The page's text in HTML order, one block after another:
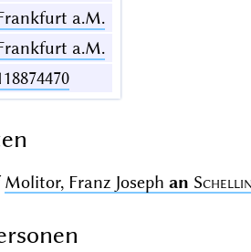
a.M.
a.M.
Molitor, Franz Joseph an